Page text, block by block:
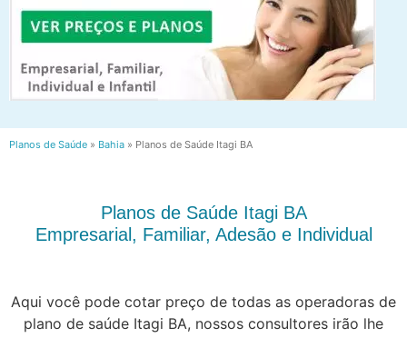
Planos de Saúde » Bahia » Planos de Saúde Itagi BA
Planos de Saúde Itagi BA
Empresarial, Familiar, Adesão e Individual
Aqui você pode cotar preço de todas as operadoras de
plano de saúde Itagi BA, nossos consultores irão lhe